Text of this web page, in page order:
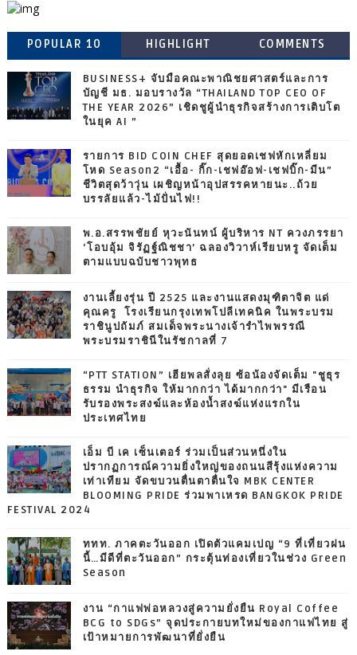
POPULAR 10 HIGHLIGHT COMMENTS
BUSINESS+ จับมือคณะพาณิชยศาสตร์และการ
บัญชี มธ. มอบรางวัล “THAILAND TOP CEO OF
THE YEAR 2026” เชิดชูผู้นำธุรกิจสร้างการเติบโต
ในยุค AI ”
รายการ BID COIN CHEF สุดยอดเชฟหักเหลี่ยม
โหด Season2 “เอื้อ- กิ๊ก-เชฟอ๊อฟ-เชฟบิ๊ก-มีน”
ชีวิตสุดว้าวุ่น เผชิญหน้าอุปสรรคหายนะ..ถ้วย
บรรลัยแล้ว-ไม้ปั่นไฟ!!
พ.อ.สรรพชัยย์ หุวะนันทน์ ผู้บริหาร NT ควงภรรยา
‘โอบอุ้ม จิรัฏฐ์ณิชชา’ ฉลองวิวาห์เรียบหรู จัดเต็ม
ตามแบบฉบับชาวพุทธ
งานเลี้ยงรุ่น ปี 2525 และงานแสดงมุฑิตาจิต แด่
คุณครู โรงเรียนกรุงเทพโปลีเทคนิค ในพระบรม
ราชินูปถัมภ์ สมเด็จพระนางเจ้ารำไพพรรณี
พระบรมราชินีในรัชกาลที่ 7
“PTT STATION” เฮียพลสั่งลุย ซ้อน้องจัดเต็ม "ชูธุร
ธรรม นำธุรกิจ ให้มากกว่า ได้มากกว่า" มีเรือน
รับรองพระสงฆ์และห้องน้ำสงฆ์แห่งแรกใน
ประเทศไทย
เอ็ม บี เค เซ็นเตอร์ ร่วมเป็นส่วนหนึ่งใน
ปรากฏการณ์ความยิ่งใหญ่ของถนนสีรุ้งแห่งความ
เท่าเทียม จัดขบวนตื่นตาตื่นใจ MBK CENTER
BLOOMING PRIDE ร่วมพาเหรด BANGKOK PRIDE
FESTIVAL 2024
ททท. ภาคตะวันออก เปิดตัวแคมเปญ “9 ที่เที่ยวฝน
นี้…มีดีที่ตะวันออก” กระตุ้นท่องเที่ยวในช่วง Green
Season
งาน “กาแฟพ่อหลวงสู่ความยั่งยืน Royal Coffee
BCG to SDGs” จุดประกายบทใหม่ของกาแฟไทย สู่
เป้าหมายการพัฒนาที่ยั่งยืน